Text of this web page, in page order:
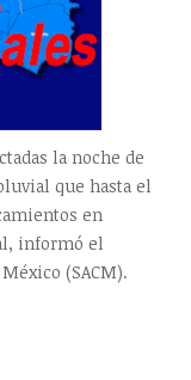
la noche de
que hasta el
en
informó el
(SACM).